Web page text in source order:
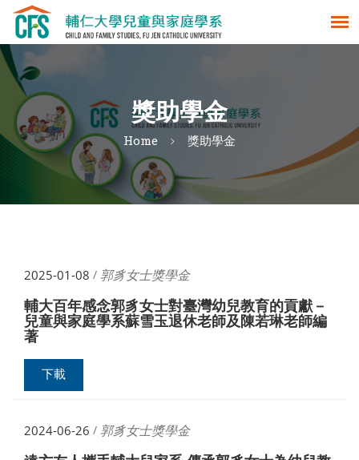
獎助學金
Home 獎助學金
2025-01-08 / 郭豸女士獎學金
輔大百年感念郭豸女士對臺灣幼兒教育的貢獻－
兒童與家庭學系蘇雪玉退休老師及陳若琳老師編
著
下載
2024-06-26 / 郭豸女士獎學金